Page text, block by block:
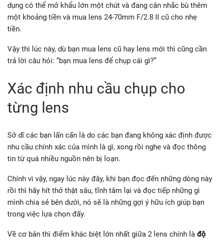
dụng có thể mở khẩu lớn một chút và đang cân nhắc bù thêm
một khoảng tiền và mua lens 24-70mm F/2.8 II cũ cho nhẹ
tiền.
Vậy thì lúc này, dù bạn mua lens cũ hay lens mới thì cũng cần
trả lời câu hỏi: “bạn mua lens để chụp cái gì?”
Xác định nhu cầu chụp cho
từng lens
Sở dĩ các bạn lấn cấn là do các bạn đang không xác định được
nhu cầu chính xác của mình là gì, xong rồi nghe và đọc thông
tin từ quá nhiều nguồn nên bị loạn.
Chính vì vậy, ngay lúc này đây, khi bạn đọc đến những dòng này
rồi thì hãy hít thở thật sâu, tĩnh tâm lại và đọc tiếp những gì
mình chia sẻ bên dưới, nó sẽ là những gợi ý hữu ích giúp bạn
trong việc lựa chọn đấy.
Về cơ bản thì điểm khác biệt lớn nhất giữa 2 lens chính là độ